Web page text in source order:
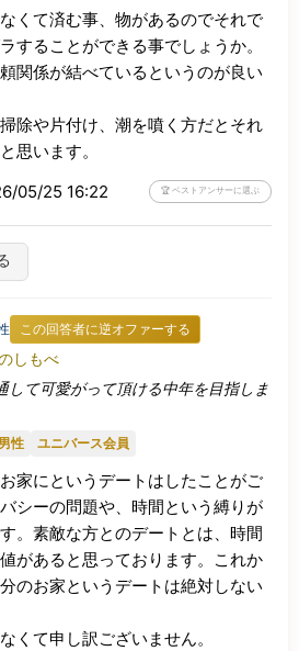
くて済む事、物があるのでそれで
することができる事でしょうか。
関係が結べているというのが良い
除や片付け、潮を噴く方だとそれ
思います。
05/25 16:22 🏆 ベストアンサーに選ぶ
この回答者に逆オファーする
しもべ
して可愛がって頂ける中年を目指しま
性 ユニバース会員
家にというデートはしたことがご
シーの問題や、時間という縛りが
。素敵な方とのデートとは、時間
があると思っております。これか
のお家というデートは絶対しない
くて申し訳ございません。